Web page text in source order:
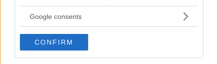
not limited to your visit or usage behaviour. You may click to
use your data for below specified purposes in below Google
consent section.
Google consents
CONFIRM
Le celebrazioni di Capodanno e la
Cabalgata de Reyes Magos
Il periodo natalizio a Malaga si chiude con